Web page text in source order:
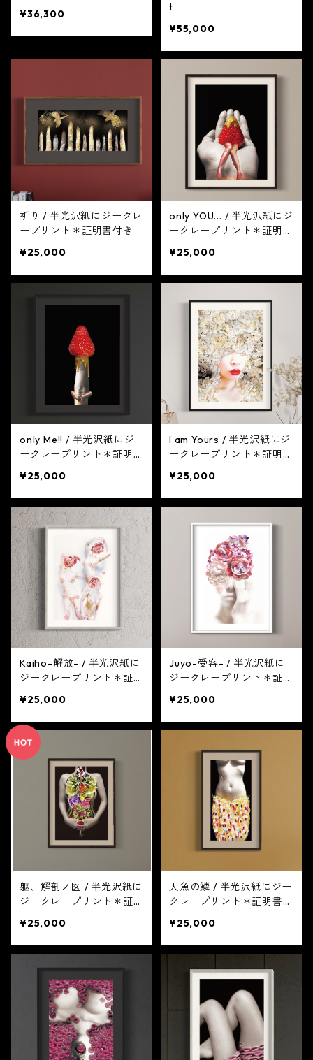
¥36,300
t
¥55,000
祈り / 半光沢紙にジークレ
ープリント＊証明書付き
¥25,000
only YOU... / 半光沢紙にジ
ークレープリント＊証明書
¥25,000
only Me!! / 半光沢紙にジ
ークレープリント＊証明書
¥25,000
I am Yours / 半光沢紙にジ
ークレープリント＊証明書
¥25,000
Kaiho-解放- / 半光沢紙に
ジークレープリント＊証明
¥25,000
Juyo-受容- / 半光沢紙に
ジークレープリント＊証明
¥25,000
躯、解剖ノ図 / 半光沢紙に
ジークレープリント＊証明
¥25,000
人魚の鱗 / 半光沢紙にジー
クレープリント＊証明書付
¥25,000